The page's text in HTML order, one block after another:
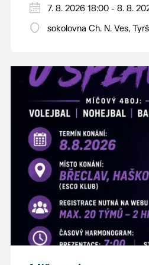
PÁTEK 7. srpna
18:00 - ruční stavění máje
14:00 - krojový průvod
hostince “U Buvola”
16:00 - odpolední zábava
21:00 - večerní zábava
K tanci a poslechu bude
Lanžhotčané.
Těšíme se na Vás!
7. 8. 2026 18:00 - 8. 8.
sokolovna Ch. N. Ves,